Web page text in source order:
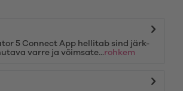
5 Connect App hellitab sind järk-
varre ja võimsate...rohkem